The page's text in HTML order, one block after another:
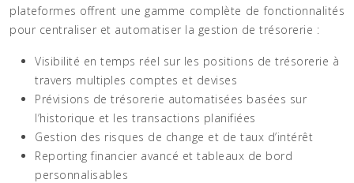
plateformes offrent une gamme complète de fonctionnalités
pour centraliser et automatiser la gestion de trésorerie :
Visibilité en temps réel sur les positions de trésorerie à
travers multiples comptes et devises
Prévisions de trésorerie automatisées basées sur
l’historique et les transactions planifiées
Gestion des risques de change et de taux d’intérêt
Reporting financier avancé et tableaux de bord
personnalisables